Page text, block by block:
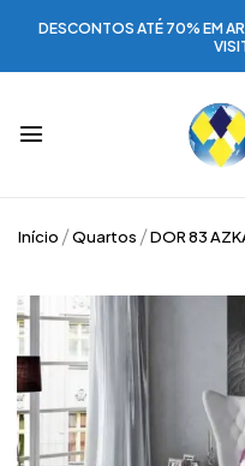
DESCONTOS ATÉ 70% EM
Início Quartos DOR 83